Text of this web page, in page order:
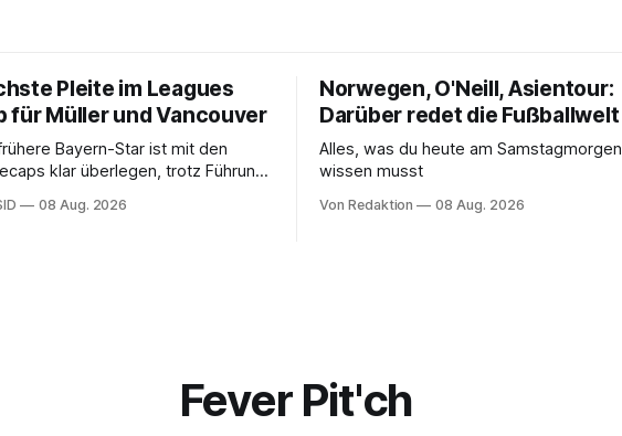
Pleite im Leagues
für Müller und Vancouver
Bayern-Star ist mit den
klar überlegen, trotz Führung
08 Aug. 2026
Norwegen, O'Neill, Asientour:
Darüber redet die Fußballwelt
Alles, was du heute am Samstagmorgen
wissen musst
Von Redaktion 08 Aug. 2026
Fever Pit'ch